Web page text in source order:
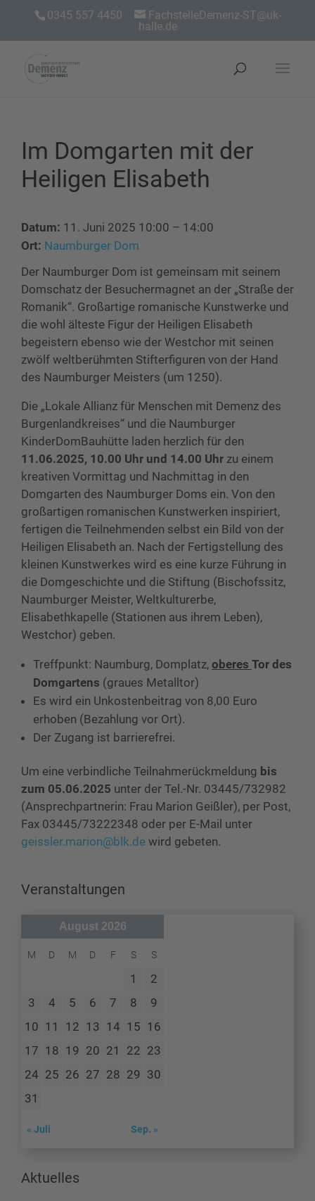
0345 557 4450
FachstelleDemenz-ST@uk-
halle.de
Im Domgarten mit der
Heiligen Elisabeth
Datum: 11. Juni 2025 10:00 – 14:00
Ort: Naumburger Dom
Der Naumburger Dom ist gemeinsam mit seinem
Domschatz der Besuchermagnet an der „Straße der
Romanik“. Großartige romanische Kunstwerke und
die wohl älteste Figur der Heiligen Elisabeth
begeistern ebenso wie der Westchor mit seinen
zwölf weltberühmten Stifterfiguren von der Hand
des Naumburger Meisters (um 1250).
Die „Lokale Allianz für Menschen mit Demenz des
Burgenlandkreises“ und die Naumburger
KinderDomBauhütte laden herzlich für den
11.06.2025, 10.00 Uhr und 14.00 Uhr zu einem
kreativen Vormittag und Nachmittag in den
Domgarten des Naumburger Doms ein. Von den
großartigen romanischen Kunstwerken inspiriert,
fertigen die Teilnehmenden selbst ein Bild von der
Heiligen Elisabeth an. Nach der Fertigstellung des
kleinen Kunstwerkes wird es eine kurze Führung in
die Domgeschichte und die Stiftung (Bischofssitz,
Naumburger Meister, Weltkulturerbe,
Elisabethkapelle (Stationen aus ihrem Leben),
Westchor) geben.
Treffpunkt: Naumburg, Domplatz, oberes Tor des
Domgartens (graues Metalltor)
Es wird ein Unkostenbeitrag von 8,00 Euro
erhoben (Bezahlung vor Ort).
Der Zugang ist barrierefrei.
Um eine verbindliche Teilnahmerückmeldung bis
zum 05.06.2025 unter der Tel.-Nr. 03445/732982
(Ansprechpartnerin: Frau Marion Geißler), per Post,
Fax 03445/73222348 oder per E-Mail unter
geissler.marion@blk.de wird gebeten.
Veranstaltungen
August 2026
M D M D F S S
1
2
3
4 5 6 7 8
9
10 11 12 13 14 15 16
17 18 19 20 21 22 23
24 25 26 27 28 29 30
31
« Juli Sep. »
Aktuelles